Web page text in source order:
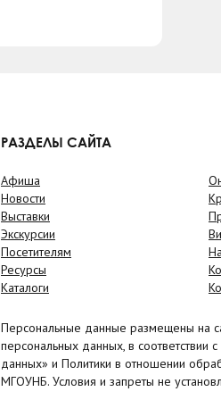
РАЗДЕЛЫ САЙТА
Афиша
Новости
Выставки
Экскурсии
Посетителям
Ресурсы
Каталоги
Персональные данные размещены на
персональных данных, в
данных» и Политики в отношении
МГОУНБ. Условия и запреты не